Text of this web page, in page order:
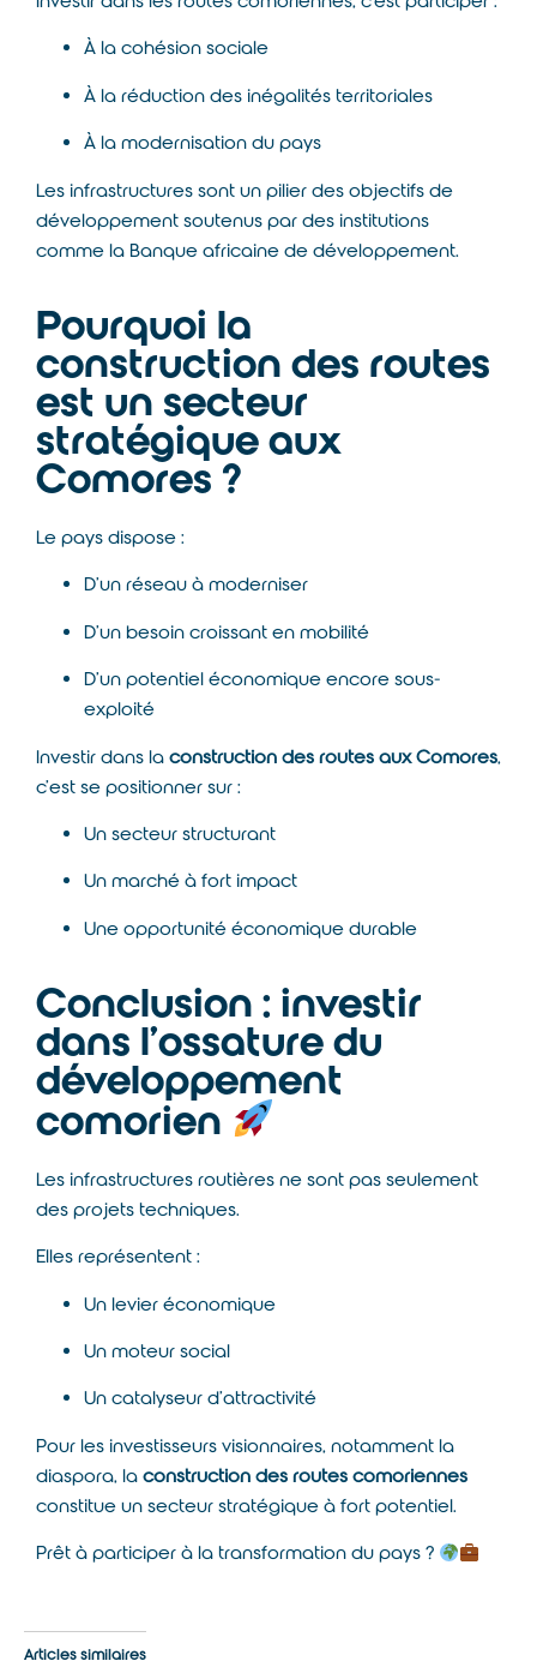
À la cohésion sociale
À la réduction des inégalités territoriales
À la modernisation du pays
Les infrastructures sont un pilier des objectifs de
développement soutenus par des institutions
comme la Banque africaine de développement.
Pourquoi la
construction des routes
est un secteur
stratégique aux
Comores ?
Le pays dispose :
D’un réseau à moderniser
D’un besoin croissant en mobilité
D’un potentiel économique encore sous-
exploité
Investir dans la construction des routes aux Comores,
c’est se positionner sur :
Un secteur structurant
Un marché à fort impact
Une opportunité économique durable
Conclusion : investir
dans l’ossature du
développement
comorien
Les infrastructures routières ne sont pas seulement
des projets techniques.
Elles représentent :
Un levier économique
Un moteur social
Un catalyseur d’attractivité
Pour les investisseurs visionnaires, notamment la
diaspora, la construction des routes comoriennes
constitue un secteur stratégique à fort potentiel.
Prêt à participer à la transformation du pays ?
Articles similaires